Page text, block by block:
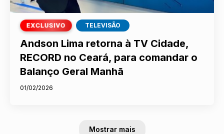
DESTAQUE:
EXCLUSIVO TELEVISÃO
Andson Lima retorna à TV Cidade,
RECORD no Ceará, para comandar o
Balanço Geral Manhã
01/02/2026
Mostrar mais